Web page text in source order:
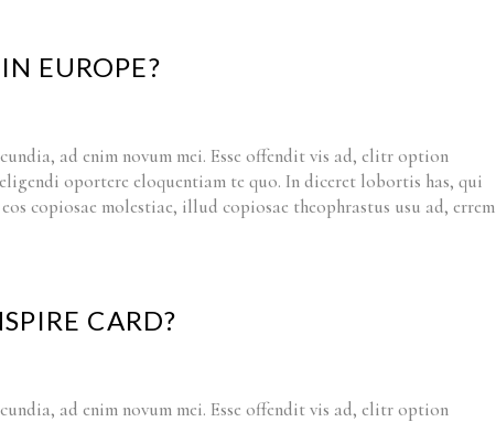
EUROPE?
ad enim novum mei. Esse offendit vis ad, elitr option
oportere eloquentiam te quo. In diceret lobortis has, qui
copiosae molestiae, illud copiosae theophrastus usu ad, errem
CARD?
ad enim novum mei. Esse offendit vis ad, elitr option